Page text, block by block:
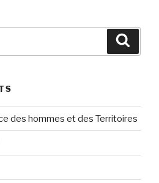
des hommes et des Territoires